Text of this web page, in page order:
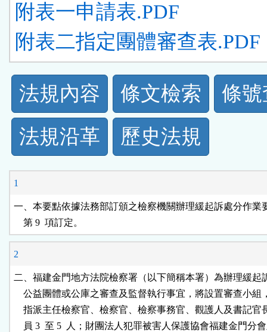
附表一申請表.PDF
附表二指定團體審查表.PDF
法
規
功
能
按
鈕
法規內容 條文檢索
條
法規沿革
歷史法規
1
一、本要點依據法務部訂頒之檢察機關辦理緩起訴處分作業
    第 9  項訂定。
2
二、福建金門地方法院檢察署（以下簡稱本署）為辦理緩起
公益團體或公庫之審查及監督執行事宜，將設置審查小組
指派主任檢察官、檢察官、檢察事務官、觀護人及書記官
員 3  至 5  人；財團法人犯罪被害人保護協會福建金門分